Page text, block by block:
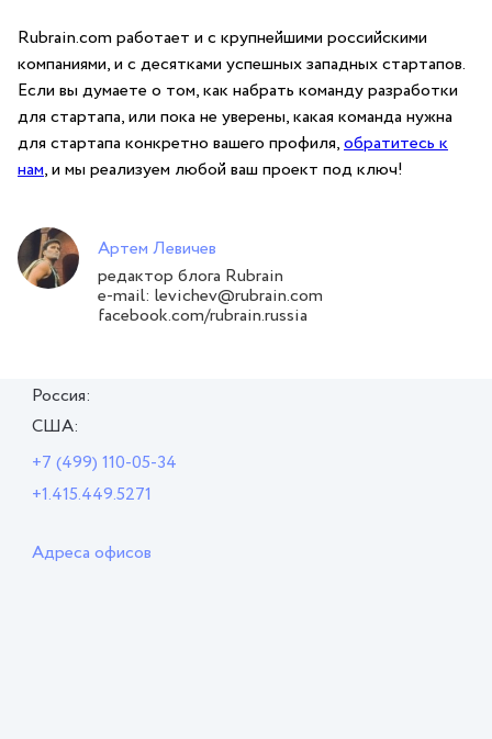
Rubrain.com работает и с крупнейшими российскими
компаниями, и с десятками успешных западных стартапов.
Если вы думаете о том, как набрать команду разработки
для стартапа, или пока не уверены, какая команда нужна
для стартапа конкретно вашего профиля,обратитесь к
нам, и мы реализуем любой ваш проект под ключ!
Артем Левичев
редактор блога Rubrain
e-mail: levichev@rubrain.com
facebook.com/rubrain.russia
Россия:
США:
+7 (499) 110-05-34
+1.415.449.5271
Адреса офисов